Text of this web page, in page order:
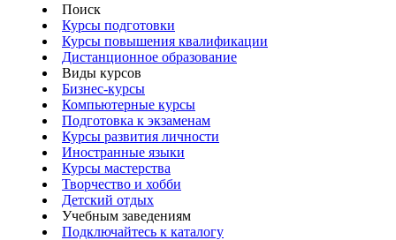
Поиск
Курсы подготовки
Курсы повышения квалификации
Дистанционное образование
Виды курсов
Бизнес-курсы
Компьютерные курсы
Подготовка к экзаменам
Курсы развития личности
Иностранные языки
Курсы мастерства
Творчество и хобби
Детский отдых
Учебным заведениям
Подключайтесь к каталогу